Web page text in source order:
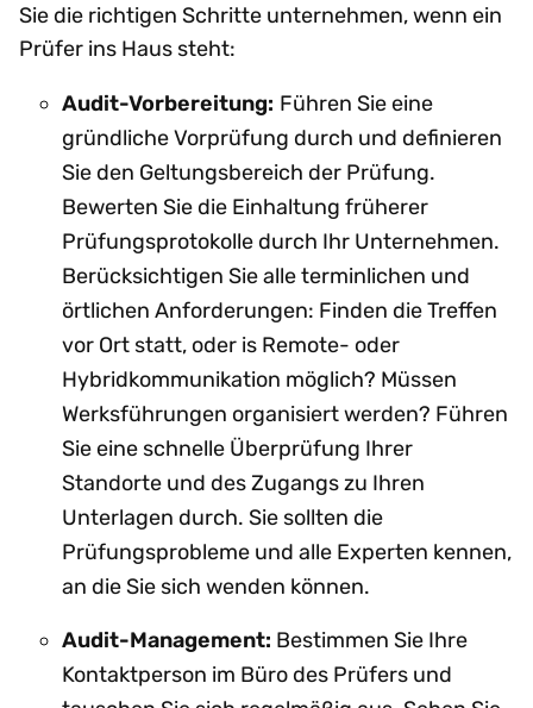
Sie die richtigen Schritte unternehmen, wenn ein
Prüfer ins Haus steht:
Audit-Vorbereitung: Führen Sie eine
gründliche Vorprüfung durch und definieren
Sie den Geltungsbereich der Prüfung.
Bewerten Sie die Einhaltung früherer
Prüfungsprotokolle durch Ihr Unternehmen.
Berücksichtigen Sie alle terminlichen und
örtlichen Anforderungen: Finden die Treffen
vor Ort statt, oder is Remote- oder
Hybridkommunikation möglich? Müssen
Werksführungen organisiert werden? Führen
Sie eine schnelle Überprüfung Ihrer
Standorte und des Zugangs zu Ihren
Unterlagen durch. Sie sollten die
Prüfungsprobleme und alle Experten kennen,
an die Sie sich wenden können.
Audit-Management: Bestimmen Sie Ihre
Kontaktperson im Büro des Prüfers und